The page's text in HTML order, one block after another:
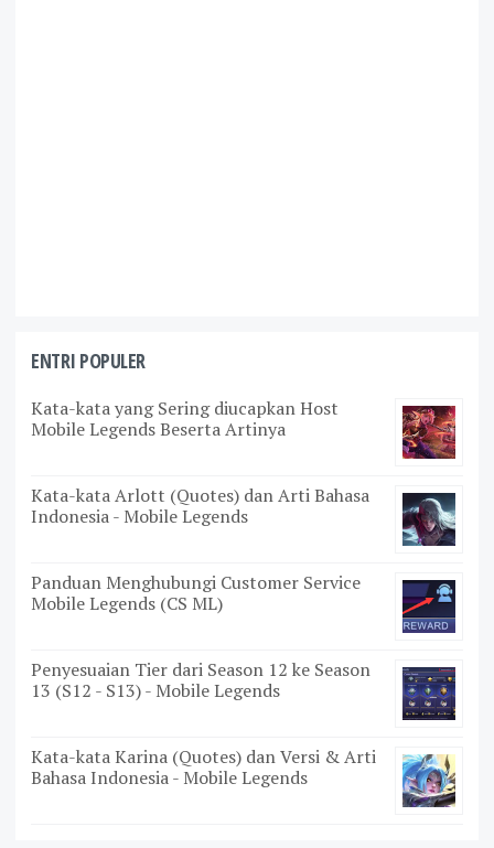
ENTRI POPULER
Kata-kata yang Sering diucapkan Host
Mobile Legends Beserta Artinya
Kata-kata Arlott (Quotes) dan Arti Bahasa
Indonesia - Mobile Legends
Panduan Menghubungi Customer Service
Mobile Legends (CS ML)
Penyesuaian Tier dari Season 12 ke Season
13 (S12 - S13) - Mobile Legends
Kata-kata Karina (Quotes) dan Versi & Arti
Bahasa Indonesia - Mobile Legends